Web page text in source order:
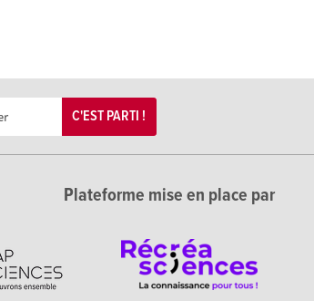
C'EST PARTI !
Plateforme mise en place par